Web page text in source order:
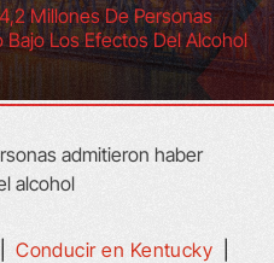
Millones De Personas
Los Efectos Del Alcohol
Conducir en Kentucky